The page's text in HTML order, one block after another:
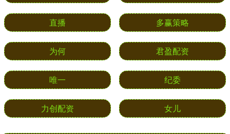
直播 多赢策略
为何 君盈配资
唯一 纪委
力创配资 女儿